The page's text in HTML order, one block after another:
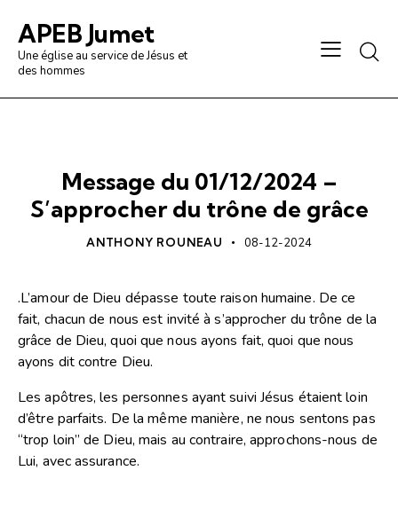
APEB Jumet
Une église au service de Jésus et
des hommes
Message du 01/12/2024 –
S’approcher du trône de grâce
ANTHONY ROUNEAU 08-12-2024
.L’amour de Dieu dépasse toute raison humaine. De ce
fait, chacun de nous est invité à s’approcher du trône de la
grâce de Dieu, quoi que nous ayons fait, quoi que nous
ayons dit contre Dieu.
Les apôtres, les personnes ayant suivi Jésus étaient loin
d’être parfaits. De la même manière, ne nous sentons pas
“trop loin” de Dieu, mais au contraire, approchons-nous de
Lui, avec assurance.